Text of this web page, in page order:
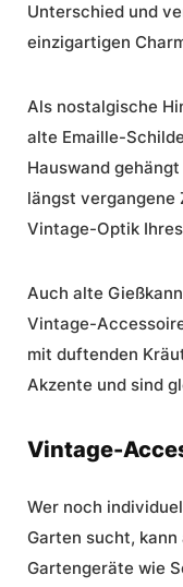
Unterschied und
einzigartigen
Als nostalgische
alte Emaille-
Hauswand
längst vergangene
Vintage-Optik
Auch alte
Vintage-
mit duftenden
Akzente und sind
Vintage-
Wer noch
Garten sucht,
Gartengeräte wie